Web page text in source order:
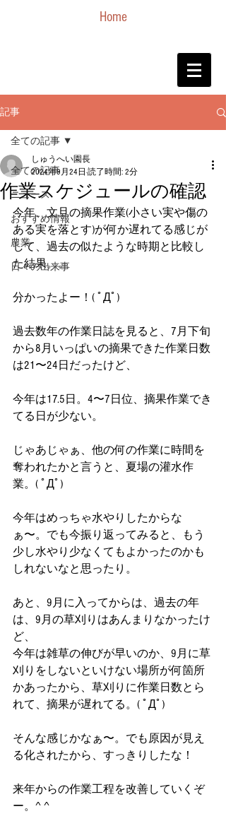
Home
記事
全ての記事
ニュース
おすすめ情報
農業
日々の出来事
全ての記事
作業スケジュールの確認
しゅうへい園長
2024年9月24日 読了時間: 2分
今年、文旦の摘果作業(小さい実や傷の
ある実を落とす)が何か遅れてる感じが
して、過去の似たような時期と比較し
た結果。。
分かったよー！( ﾟДﾟ)
過去数年の作業日誌を見ると、7月下旬
から8月いっぱいの摘果できた作業日数
は21〜24日だったけど、
今年は17.5日。4〜7日位、摘果作業でき
てる日が少ない。
じゃあじゃぁ、他の何の作業に時間を
奪われたかと言うと、夏場の灌水作
業。( ﾟДﾟ)
今年はめっちゃ水やりしたからな
ぁ〜。でも今振り返ってみると、もう
少し水やり少なくてもよかったのかも
しれないなと思ったり。
あと、9月に入ってからは、過去の年
は、9月の草刈りはあんまりなかったけ
ど、
今年は雑草の伸びが早いのか、9月に草
刈りをしないといけない場所が何箇所
かあったから、草刈りに作業日数とら
れて、摘果が遅れてる。( ﾟДﾟ)
そんな感じかなぁ〜。でも原因が見え
る化されたから、すっきりしたな！
来年からの作業工程を改善していくぞ
ー。^ ^